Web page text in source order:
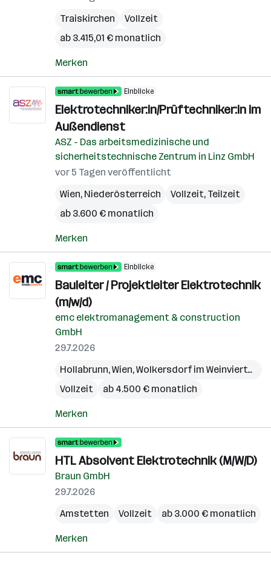
Traiskirchen
Vollzeit
ab 3.415,01 € monatlich
Merken
Einblicke
Elektrotechniker:in/Prüftechniker:in im
Außendienst
ASZ - Das arbeitsmedizinische und
sicherheitstechnische Zentrum in Linz GmbH
vor 5 Tagen veröffentlicht
Wien, Niederösterreich
Vollzeit, Teilzeit
ab 3.600 € monatlich
Merken
Einblicke
Bauleiter / Projektleiter Elektrotechnik
(m/w/d)
emc elektromanagement & construction
GmbH
29.7.2026
Hollabrunn,Wien,Wolkersdorf im Weinviertel
Vollzeit
ab 4.500 € monatlich
Merken
HTL Absolvent Elektrotechnik (M/W/D)
Braun GmbH
29.7.2026
Amstetten
Vollzeit ab 3.000 € monatlich
Merken